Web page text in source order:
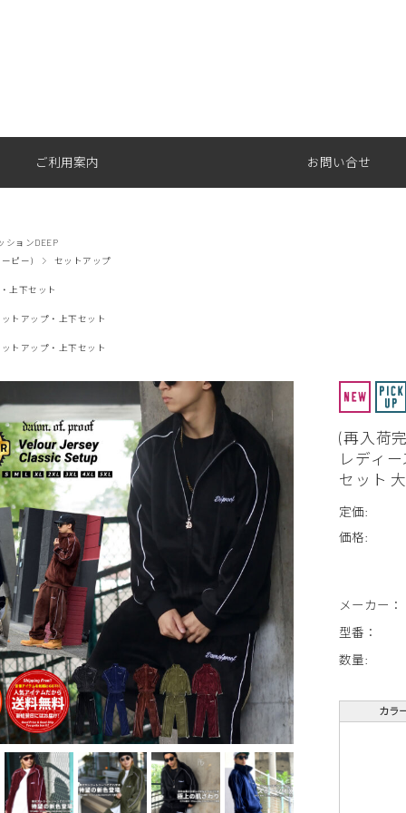
ご利用案内 お問い合せ
ションDEEP
ーピー)
セットアップ
上下セット
ットアップ・上下セット
ットアップ・上下セット
(再入荷
レディ
セット
定価:
価格:
メーカー：
型番：
数量:
カラ